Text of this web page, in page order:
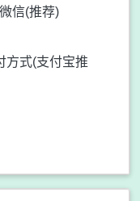
微信(推荐)
方式(支付宝推